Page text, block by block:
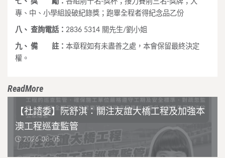
專、中、小學組設破紀錄獎；跑畢全程者得紀念品乙份
八、 查詢電話： 2836 5314 關先生/劉小姐
九、 備 註： 本章程如有未盡善之處，本會保留最終決定
權。
ReadMore
【社諮委】阮舒淇：關注友誼大橋工程及加強本
澳工程巡查監管
2026-08-05